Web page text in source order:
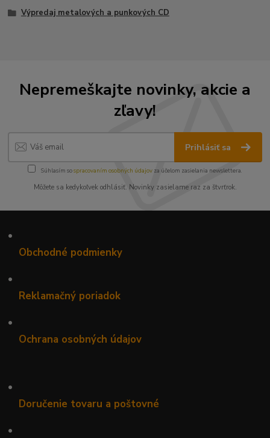
Výpredaj metalových a punkových CD
Nepremeškajte novinky, akcie a
zľavy!
Prihlásiť sa
Súhlasím sospracovaním osobných údajov za účelom zasielania newslettera.
Môžete sa kedykoľvek odhlásiť. Novinky zasielame raz za štvrťrok.
•
Obchodné podmienky
•
Reklamačný poriadok
•
Ochrana osobných údajov
•
Doručenie tovaru a poštovné
•